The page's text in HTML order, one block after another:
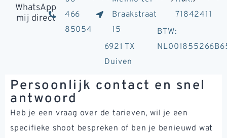
Persoonlijk contact en snel
antwoord
Heb je een vraag over de tarieven, wil je een
specifieke shoot bespreken of ben je benieuwd wat
WhatsApp
mij direct
466
85054
Braakstraat
15
6921 TX
Duiven
71842411
BTW: